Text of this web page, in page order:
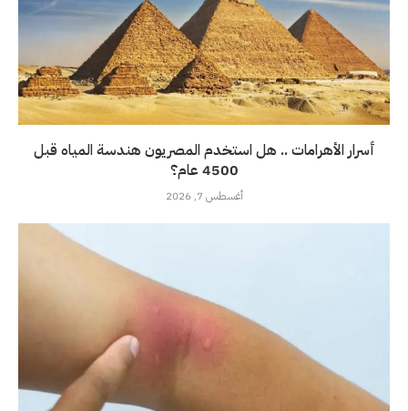
أسرار الأهرامات .. هل استخدم المصريون هندسة المياه قبل
4500 عام؟
أغسطس 7, 2026